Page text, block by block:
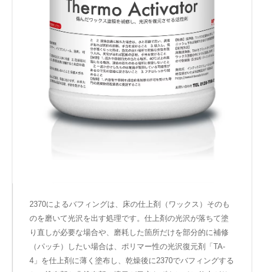
2370によるバフィングは、床の仕上剤（ワックス）そのも
のを磨いて光沢を出す処理です。仕上剤の光沢が落ちて塗
り直しが必要な場合や、磨耗した箇所だけを部分的に補修
（パッチ）したい場合は、ポリマー性の光沢復元剤「TA-
4」を仕上剤に薄く塗布し、乾燥後に2370でバフィングする